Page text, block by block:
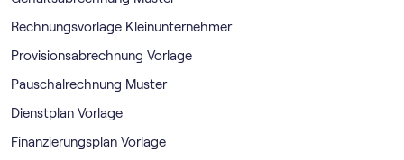
Rechnungsvorlage Kleinunternehmer
Provisionsabrechnung Vorlage
Pauschalrechnung Muster
Dienstplan Vorlage
Finanzierungsplan Vorlage